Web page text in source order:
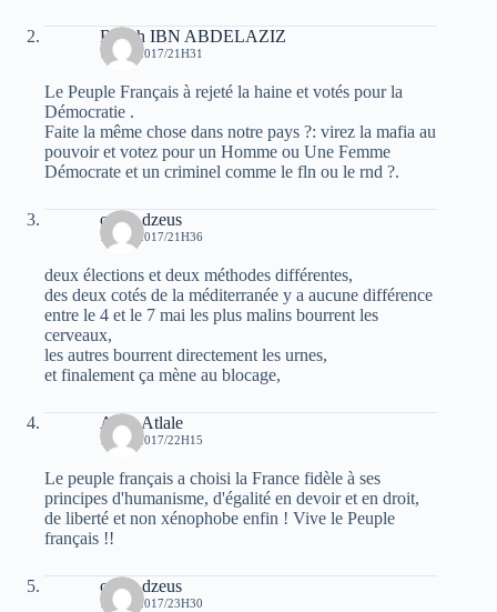
Rabah IBN ABDELAZIZ
7 MAI 2017/21H31
Le Peuple Français à rejeté la haine et votés pour la
Démocratie .
Faite la même chose dans notre pays ?: virez la mafia au
pouvoir et votez pour un Homme ou Une Femme
Démocrate et un criminel comme le fln ou le rnd ?.
oziris dzeus
7 MAI 2017/21H36
deux élections et deux méthodes différentes,
des deux cotés de la méditerranée y a aucune différence
entre le 4 et le 7 mai les plus malins bourrent les
cerveaux,
les autres bourrent directement les urnes,
et finalement ça mène au blocage,
Atala Atlale
7 MAI 2017/22H15
Le peuple français a choisi la France fidèle à ses
principes d'humanisme, d'égalité en devoir et en droit,
de liberté et non xénophobe enfin ! Vive le Peuple
français !!
oziris dzeus
7 MAI 2017/23H30